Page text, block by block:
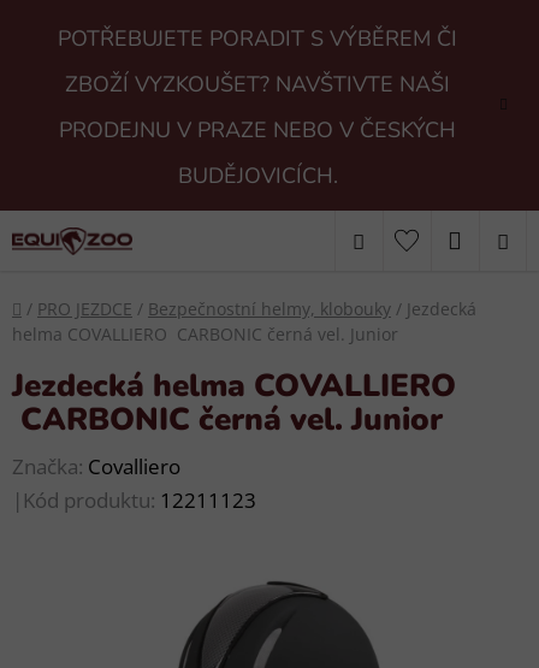
POTŘEBUJETE PORADIT S VÝBĚREM ČI
ZBOŽÍ VYZKOUŠET? NAVŠTIVTE NAŠI
PRODEJNU V PRAZE NEBO V ČESKÝCH
BUDĚJOVICÍCH.
Hledat
KOŠÍK
Domů
/ PRO JEZDCE / Bezpečnostní helmy, klobouky / Jezdecká
helma COVALLIERO CARBONIC černá vel. Junior
Jezdecká helma COVALLIERO
CARBONIC černá vel. Junior
Značka: Covalliero
| Kód produktu: 12211123